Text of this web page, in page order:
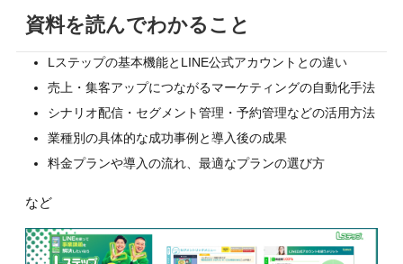
資料を読んでわかること
Lステップの基本機能とLINE公式アカウントとの違い
売上・集客アップにつながるマーケティングの自動化手法
シナリオ配信・セグメント管理・予約管理などの活用方法
業種別の具体的な成功事例と導入後の成果
料金プランや導入の流れ、最適なプランの選び方
など